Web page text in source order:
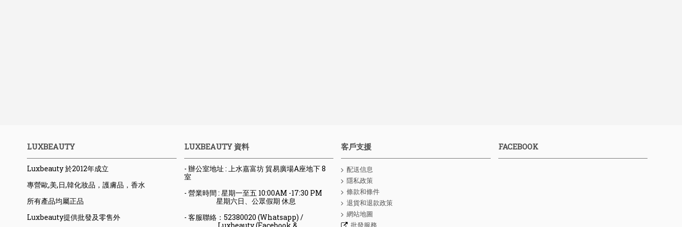
LUXBEAUTY
Luxbeauty 於2012年成立
專營歐,美,日,韓化妝品，護膚品，香水
所有產品均屬正品
Luxbeauty提供批發及零售外
LUXBEAUTY 資料
- 辦公室地址 : 上水嘉富坊 貿易廣場A座地下 8
室
- 營業時間 : 星期一至五 10:00AM -17:30 PM
星期六日、公眾假期 休息
- 客服聯絡：52380020 (Whatsapp) /
客戶支援
配送信息
隱私政策
條款和條件
退貨和退款政策
網站地圖
批發服務
FACEBOOK